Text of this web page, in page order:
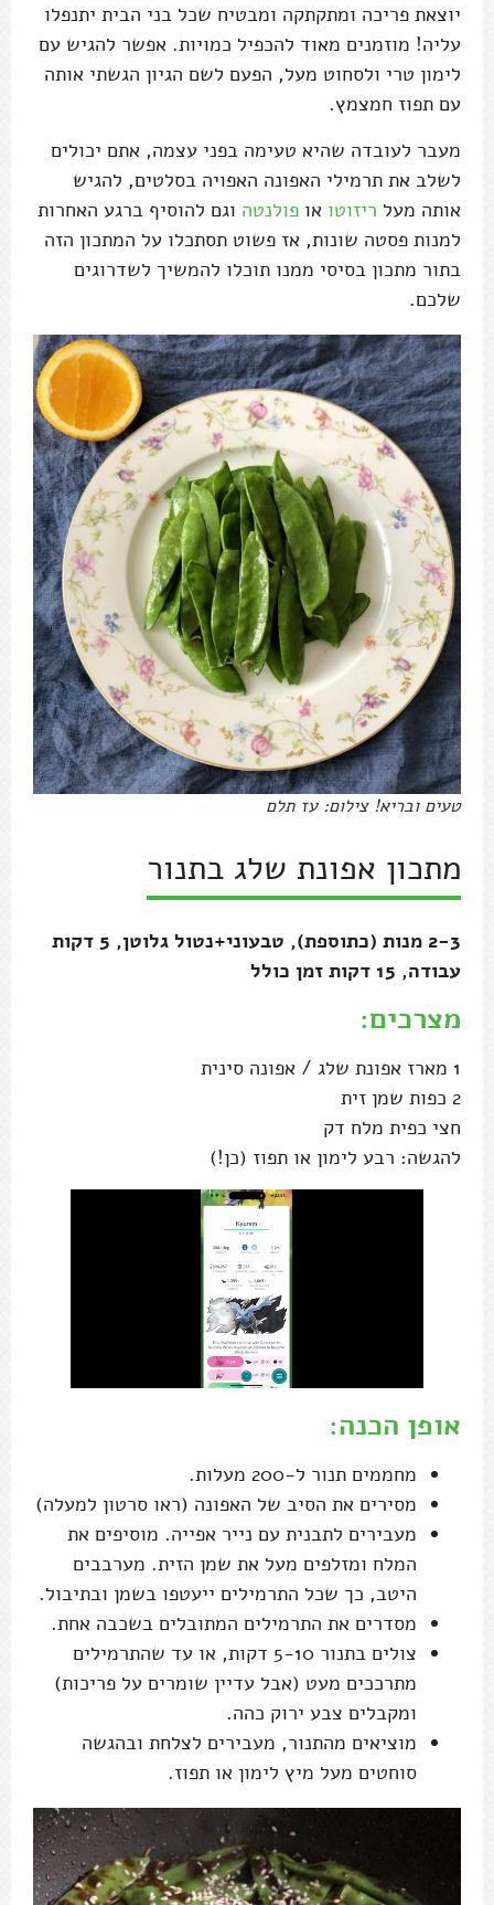
יוצאת פריכה ומתקתקה ומבטיח שכל בני הבית יתנפלו
עליה! מוזמנים מאוד להכפיל כמויות. אפשר להגיש עם
לימון טרי ולסחוט מעל, הפעם לשם הגיון הגשתי אותה
עם תפוז חמצמץ.
מעבר לעובדה שהיא טעימה בפני עצמה, אתם יכולים
לשלב את תרמילי האפונה האפויה בסלטים, להגיש
אותה מעל ריזוטו או פולנטה וגם להוסיף ברגע האחרות
למנות פסטה שונות, אז פשוט תסתכלו על המתכון הזה
בתור מתכון בסיסי ממנו תוכלו להמשיך לשדרוגים
שלכם.
טעים ובריא! צילום: עז תלם
מתכון אפונת שלג בתנור
2-3 מנות (כתוספת), טבעוני+נטול גלוטן, 5 דקות
עבודה, 15 דקות זמן כולל
מצרכים:
1 מארז אפונת שלג / אפונה סינית
2 כפות שמן זית
חצי כפית מלח דק
להגשה: רבע לימון או תפוז (כן!)
אופן הכנה:
מחממים תנור ל-200 מעלות.
מסירים את הסיב של האפונה (ראו סרטון למעלה)
מעבירים לתבנית עם נייר אפייה. מוסיפים את
המלח ומזלפים מעל את שמן הזית. מערבבים
היטב, כך שכל התרמילים ייעטפו בשמן ובתיבול.
מסדרים את התרמילים המתובלים בשכבה אחת.
צולים בתנור 5-10 דקות, או עד שהתרמילים
מתרככים מעט (אבל עדיין שומרים על פריכות)
ומקבלים צבע ירוק כהה.
מוציאים מהתנור, מעבירים לצלחת ובהגשה
סוחטים מעל מיץ לימון או תפוז.